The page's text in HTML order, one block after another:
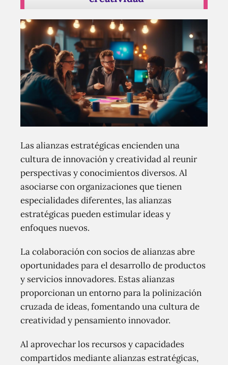
Las alianzas estratégicas encienden una
cultura de innovación y creatividad al reunir
perspectivas y conocimientos diversos. Al
asociarse con organizaciones que tienen
especialidades diferentes, las alianzas
estratégicas pueden estimular ideas y
enfoques nuevos.
La colaboración con socios de alianzas abre
oportunidades para el desarrollo de productos
y servicios innovadores. Estas alianzas
proporcionan un entorno para la polinización
cruzada de ideas, fomentando una cultura de
creatividad y pensamiento innovador.
Al aprovechar los recursos y capacidades
compartidos mediante alianzas estratégicas,